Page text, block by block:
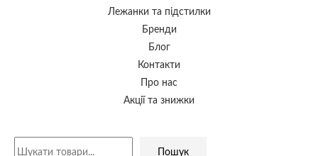
Лежанки та підстилки
Бренди
Блог
Контакти
Про нас
Акції та знижки
Пошук